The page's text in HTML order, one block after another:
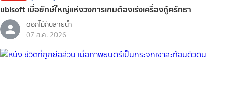
ubisoft เมื่อยักษ์ใหญ่แห่งวงการเกมต้องเร่งเครื่องกู้ศรัทธา
ดอกไม้กับสายน้ำ
07 ส.ค. 2026